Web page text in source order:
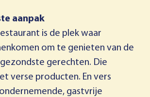
aanpak
is de plek waar
om te genieten van de
gerechten. Die
verse producten. En vers
gastvrije